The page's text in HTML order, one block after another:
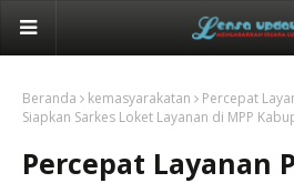
Beranda kemasyarakatan
Percepat
Siapkan Sarkes Loket Layanan di MPP
Percepat Layanan